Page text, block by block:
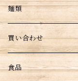
麺類
買い合わせ
食品